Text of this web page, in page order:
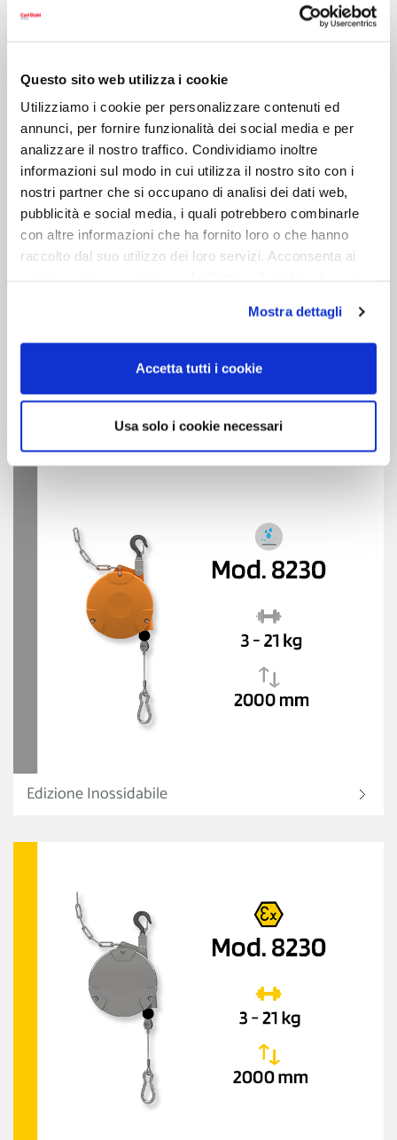
Questo sito web utilizza i cookie
Utilizziamo i cookie per personalizzare contenuti ed
annunci, per fornire funzionalità dei social media e per
analizzare il nostro traffico. Condividiamo inoltre
informazioni sul modo in cui utilizza il nostro sito con i
nostri partner che si occupano di analisi dei dati web,
pubblicità e social media, i quali potrebbero combinarle
con altre informazioni che ha fornito loro o che hanno
raccolto dal suo utilizzo dei loro servizi. Acconsenta ai
Mostra dettagli
Accetta tutti i cookie
Usa solo i cookie necessari
Altre versioni:
Edizione Industriale
Edizione Inossidabile